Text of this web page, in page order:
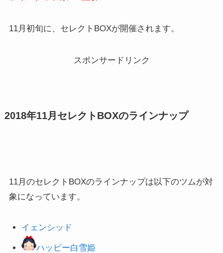
11月初旬に、セレクトBOXが開催されます。
スポンサードリンク
2018年11月セレクトBOXのラインナップ
11月のセレクトBOXのラインナップは以下のツムが対
象になっています。
イェンシッド
ハッピー白雪姫